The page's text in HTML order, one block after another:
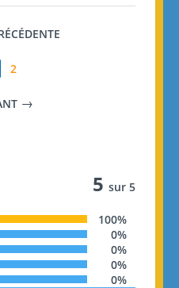
2
5 sur 5
100%
0%
0%
0%
0%